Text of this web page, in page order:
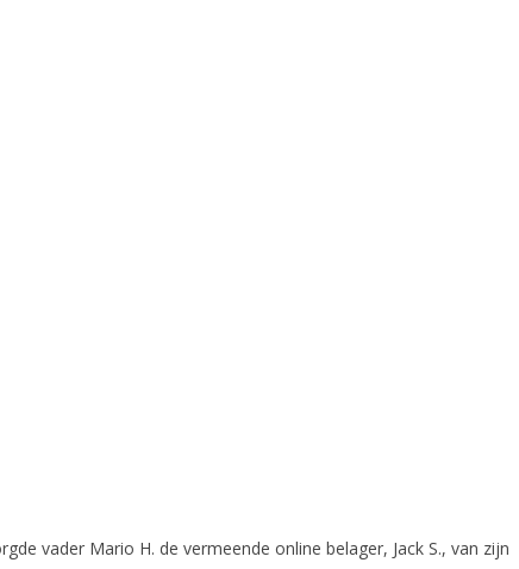
vader Mario H. de vermeende online belager, Jack S., van zijn